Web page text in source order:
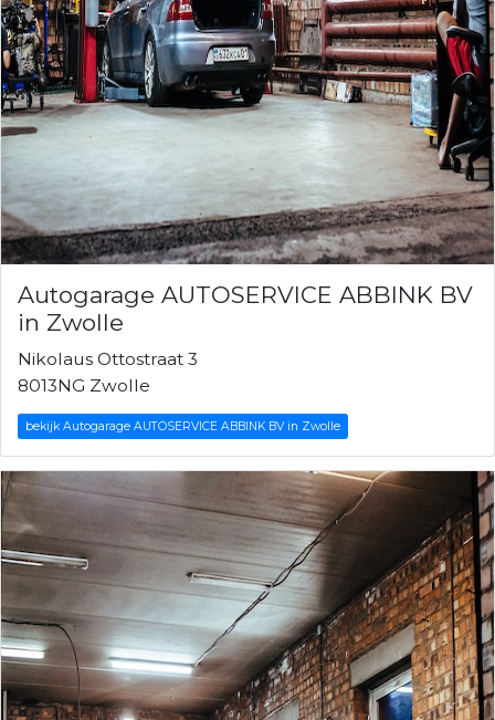
Autogarage AUTOSERVICE ABBINK BV
in Zwolle
Nikolaus Ottostraat 3
8013NG Zwolle
bekijk Autogarage AUTOSERVICE ABBINK BV in Zwolle